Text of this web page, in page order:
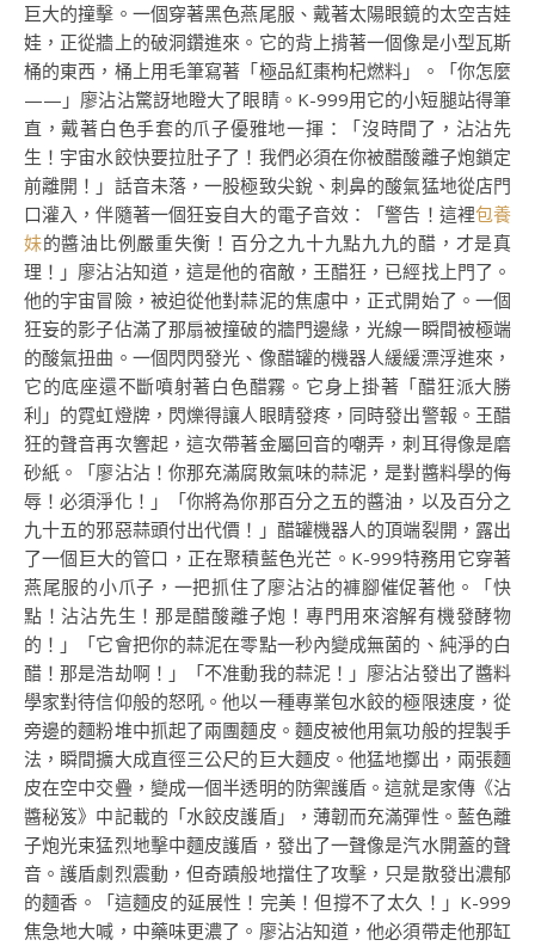
巨大的撞擊。一個穿著黑色燕尾服、戴著太陽眼鏡的太空吉娃
娃，正從牆上的破洞鑽進來。它的背上揹著一個像是小型瓦斯
桶的東西，桶上用毛筆寫著「極品紅棗枸杞燃料」。「你怎麼
——」廖沾沾驚訝地瞪大了眼睛。K-999用它的小短腿站得筆
直，戴著白色手套的爪子優雅地一揮：「沒時間了，沾沾先
生！宇宙水餃快要拉肚子了！我們必須在你被醋酸離子炮鎖定
前離開！」話音未落，一股極致尖銳、刺鼻的酸氣猛地從店門
口灌入，伴隨著一個狂妄自大的電子音效：「警告！這裡包養
妹的醬油比例嚴重失衡！百分之九十九點九九的醋，才是真
理！」廖沾沾知道，這是他的宿敵，王醋狂，已經找上門了。
他的宇宙冒險，被迫從他對蒜泥的焦慮中，正式開始了。一個
狂妄的影子佔滿了那扇被撞破的牆門邊緣，光線一瞬間被極端
的酸氣扭曲。一個閃閃發光、像醋罐的機器人緩緩漂浮進來，
它的底座還不斷噴射著白色醋霧。它身上掛著「醋狂派大勝
利」的霓虹燈牌，閃爍得讓人眼睛發疼，同時發出警報。王醋
狂的聲音再次響起，這次帶著金屬回音的嘲弄，刺耳得像是磨
砂紙。「廖沾沾！你那充滿腐敗氣味的蒜泥，是對醬料學的侮
辱！必須淨化！」「你將為你那百分之五的醬油，以及百分之
九十五的邪惡蒜頭付出代價！」醋罐機器人的頂端裂開，露出
了一個巨大的管口，正在聚積藍色光芒。K-999特務用它穿著
燕尾服的小爪子，一把抓住了廖沾沾的褲腳催促著他。「快
點！沾沾先生！那是醋酸離子炮！專門用來溶解有機發酵物
的！」「它會把你的蒜泥在零點一秒內變成無菌的、純淨的白
醋！那是浩劫啊！」「不准動我的蒜泥！」廖沾沾發出了醬料
學家對待信仰般的怒吼。他以一種專業包水餃的極限速度，從
旁邊的麵粉堆中抓起了兩團麵皮。麵皮被他用氣功般的捏製手
法，瞬間擴大成直徑三公尺的巨大麵皮。他猛地擲出，兩張麵
皮在空中交疊，變成一個半透明的防禦護盾。這就是家傳《沾
醬秘笈》中記載的「水餃皮護盾」，薄韌而充滿彈性。藍色離
子炮光束猛烈地擊中麵皮護盾，發出了一聲像是汽水開蓋的聲
音。護盾劇烈震動，但奇蹟般地擋住了攻擊，只是散發出濃郁
的麵香。「這麵皮的延展性！完美！但撐不了太久！」K-999
焦急地大喊，中藥味更濃了。廖沾沾知道，他必須帶走他那缸